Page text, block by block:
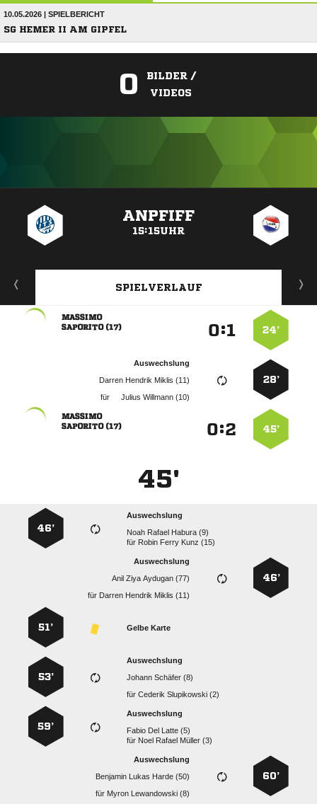
10.05.2026 | SPIELBERICHT
SG HEMER II AM GIPFEL
0
BILDER /
VIDEOS
ANPFIFF
15:15UHR
SPIELVERLAUF
24’
:

 
28’
Auswechslung
   
für
  
45’
:

 
45'
Auswechslung
   
für    
46’
46’
Auswechslung
   
für    
Gelbe Karte
51’
Auswechslung
  
für  
53’
Auswechslung
   
für    
59’
60’
Auswechslung
   
für   